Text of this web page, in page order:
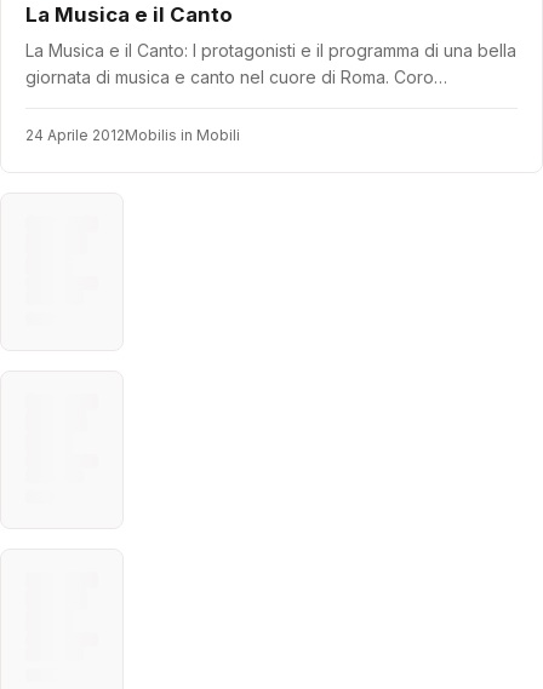
La Musica e il Canto
La Musica e il Canto: I protagonisti e il programma di una bella
giornata di musica e canto nel cuore di Roma. Coro…
24 Aprile 2012Mobilis in Mobili